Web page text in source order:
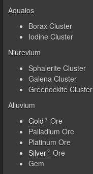
Aquaios
Borax Cluster
Iodine Cluster
Niurevium
Sphalerite Cluster
Galena Cluster
Greenockite Cluster
Alluvium
Gold
Ore
Palladium Ore
Platinum Ore
Silver
Ore
Gem